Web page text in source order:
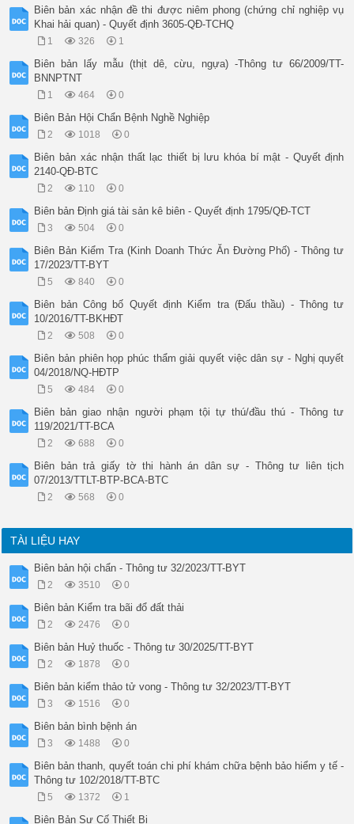
1. Xác nhận hoàn thành phần việc xây dựng nền móng và
đình (ông/bà): ..
2. Phần việc xây dựng nhà ở giai đoạn 1 bảo đảm yêu cầu
thành 04 bản để các bên sau đây lưu giữ:
- 01 bản chủ hộ gia đình lưu giữ;
- 01 bản gửi Phòng Tài chính - Kế hoạch cấp huyện;
- 01 bản lưu Ủy ban nhân dân xã (hoặc phường, thị trấn) ;
- 01 bản để Ủy ban nhân dân cấp xã (hoặc phường, thị trấn)
trình gửi Ủy ban nhân dân cấp huyện.
Thành phần tham gia xác nhận (ký và ghi rõ họ, tên)
1. Đại diện Ủy ban nhân dân cấp xã:
2. Đại diện thôn (hoặc tổ dân phố): ..
3. Đại diện hộ gia đình: ..
___________________ Ghi chú: 1 Biên bản này chỉ lập sau
khung - tường nhà ở. Sau khi hoàn thiện nhà ở thì lập Biên
định này.
Nguồn: Nghị định 131/2021/NĐ-CP
Biên bản xác nhận đề thi được niêm phong (chứng chỉ nghiệp vụ
Khai hải quan) - Quyết định 3605-QĐ-TCHQ
1 326 1
Biên bản lấy mẫu (thịt dê, cừu, ngựa) -Thông tư 66/2009/TT-
BNNPTNT
1 464 0
Biên Bản Hội Chẩn Bệnh Nghề Nghiệp
2 1018 0
Biên bản xác nhận thất lạc thiết bị lưu khóa bí mật - Quyết định
2140-QĐ-BTC
2 110 0
Biên bản Định giá tài sản kê biên - Quyết định 1795/QĐ-TCT
3 504 0
Biên Bản Kiểm Tra (Kinh Doanh Thức Ăn Đường Phố) - Thông tư
17/2023/TT-BYT
5 840 0
Biên bản Công bố Quyết định Kiểm tra (Đấu thầu) - Thông tư
10/2016/TT-BKHĐT
2 508 0
Biên bản phiên họp phúc thẩm giải quyết việc dân sự - Nghị quyết
04/2018/NQ-HĐTP
5 484 0
Biên bản giao nhận người phạm tội tự thú/đầu thú - Thông tư
119/2021/TT-BCA
2 688 0
Biên bản trả giấy tờ thi hành án dân sự - Thông tư liên tịch
07/2013/TTLT-BTP-BCA-BTC
2 568 0
TÀI LIỆU HAY
Biên bản hội chẩn - Thông tư 32/2023/TT-BYT
2 3510 0
Biên bản Kiểm tra bãi đổ đất thải
2 2476 0
Biên bản Huỷ thuốc - Thông tư 30/2025/TT-BYT
2 1878 0
Biên bản kiểm thảo tử vong - Thông tư 32/2023/TT-BYT
3 1516 0
Biên bản bình bệnh án
3 1488 0
Biên bản thanh, quyết toán chi phí khám chữa bệnh bảo hiểm y tế -
Thông tư 102/2018/TT-BTC
5 1372 1
Biên Bản Sự Cố Thiết Bị